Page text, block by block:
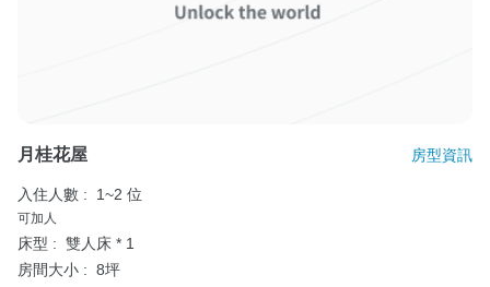
月桂花屋 房型資訊
入住人數 : 1~2 位
可加人
床型 : 雙人床 * 1
房間大小 : 8坪